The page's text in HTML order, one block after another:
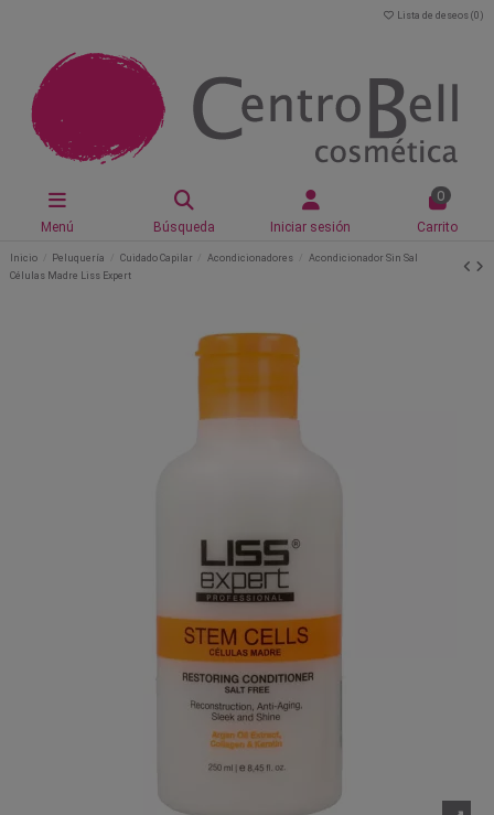
Lista de deseos (0 )
Menú Búsqueda Iniciar sesión
0
Carrito
Inicio Peluquería Cuidado Capilar Acondicionadores
Acondicionador Sin Sal
Células Madre Liss Expert